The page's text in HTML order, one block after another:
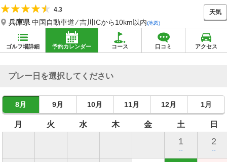
4.3
兵庫県中国自動車道 ⁄ 吉川ICから10km以内(地図)
天気
ゴルフ場詳細 予約カレンダー コース 口コミ アクセス
プレー日を選択してください
8月 9月 10月 11月 12月 1月
月 火 水 木 金 土 日
1
--
2
--